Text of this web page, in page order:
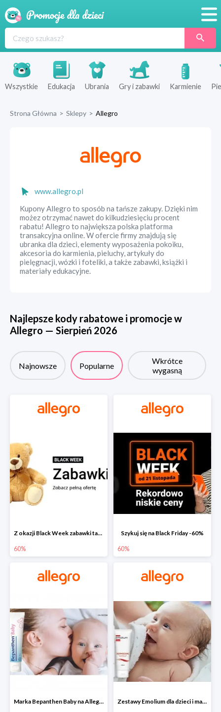
Produkty
Sklepy
Wszystkie Edukacja Ubrania Gry i zabawki Karmienie
Strona Główna > Sklepy > Allegro
www.allegro.pl
Kupony Allegro to sposób na tańsze zakupy. Dzięki nim
możez otrzymać nawet do kilkudziesięciu procent
rabatu! Allegro to największa polska platforma
transakcyjna online. W ofercie firmy znajdują się
ubranka dla dzieci, elementy wyposażenia pokoiku,
akcesoria do karmienia, pieluchy, artykuły do
pielęgnacji, wózki i foteliki, a także zabawki, książki i
materiały edukacyjne.
Najlepsze kody rabatowe i promocje w
Allegro — Sierpień 2026
Najnowsze Popularne
Wkrótce
wygasną
Z okazji Black Week zabawki taniej na allegro.pl
60%
Szykuj się na Black Friday -60%
60%
Marka Bepanthen Baby na Allegro od 15,87 zł! Zestawy Emolium dla dzieci i mam na Allegro od 35,99 zł